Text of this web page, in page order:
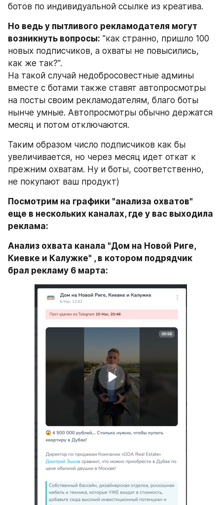
ботов по индивидуальной ссылке из креатива.
Но ведь у пытливого рекламодателя могут
возникнуть вопросы: "как странно, пришло 100
новых подписчиков, а охваты не повысились,
как же так?".
На такой случай недобросовестные админы
вместе с ботами также ставят автопросмотры
на посты своим рекламодателям, благо боты
нынче умные. Автопросмотры обычно держатся
месяц и потом отключаются.
Таким образом число подписчиков как бы
увеличивается, но через месяц идет откат к
прежним охватам. Ну и боты, соответственно,
не покупают ваш продукт)
Посмотрим на графики "анализа охватов"
еще в нескольких каналах, где у вас выходила
реклама:
Анализ охвата канала "Дом на Новой Риге,
Киевке и Калужке" , в котором подрядчик
брал рекламу 6 марта: